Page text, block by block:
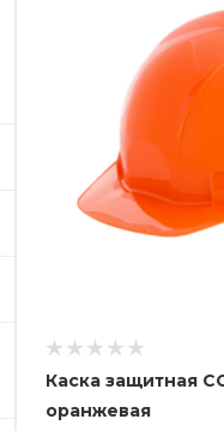
Каска защитная
оранжевая